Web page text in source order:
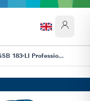
GSB 183-LI Professional